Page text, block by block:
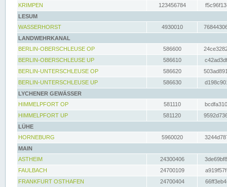
KRIMPEN
123456784
LESUM
WASSERHORST
4930010
LANDWEHRKANAL
BERLIN-OBERSCHLEUSE OP
586600
BERLIN-OBERSCHLEUSE UP
586610
BERLIN-UNTERSCHLEUSE OP
586620
BERLIN-UNTERSCHLEUSE UP
586630
LYCHENER GEWÄSSER
HIMMELPFORT OP
581110
HIMMELPFORT UP
581120
LÜHE
HORNEBURG
5960020
MAIN
ASTHEIM
24300406
FAULBACH
24700109
FRANKFURT OSTHAFEN
24700404